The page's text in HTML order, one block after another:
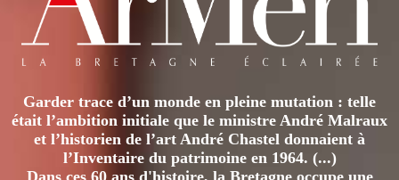
NOUVEAU
SONDAGE
Garder trace d’un monde en pleine mutation : telle
était l’ambition initiale que le ministre André Malraux
et l’historien de l’art André Chastel donnaient à
l’Inventaire du patrimoine en 1964. (...)